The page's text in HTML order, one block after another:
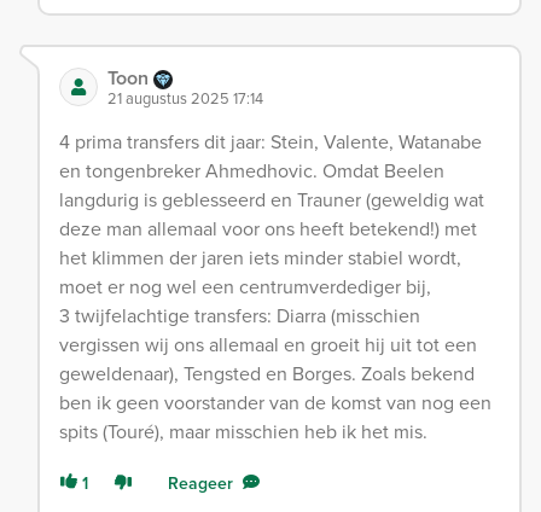
Toon
21 augustus 2025 17:14
4 prima transfers dit jaar: Stein, Valente, Watanabe
en tongenbreker Ahmedhovic. Omdat Beelen
langdurig is geblesseerd en Trauner (geweldig wat
deze man allemaal voor ons heeft betekend!) met
het klimmen der jaren iets minder stabiel wordt,
moet er nog wel een centrumverdediger bij,
3 twijfelachtige transfers: Diarra (misschien
vergissen wij ons allemaal en groeit hij uit tot een
geweldenaar), Tengsted en Borges. Zoals bekend
ben ik geen voorstander van de komst van nog een
spits (Touré), maar misschien heb ik het mis.
1 Reageer